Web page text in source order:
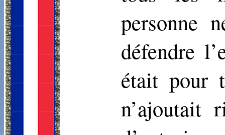
personne
défendre
était pour
n’ajoutait